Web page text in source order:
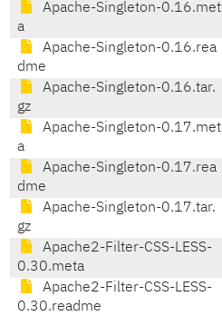
Apache-Singleton-0.16.met
a
Apache-Singleton-0.16.rea
dme
Apache-Singleton-0.16.tar.
gz
Apache-Singleton-0.17.met
a
Apache-Singleton-0.17.rea
dme
Apache-Singleton-0.17.tar.
gz
Apache2-Filter-CSS-LESS-
0.30.meta
Apache2-Filter-CSS-LESS-
0.30.readme